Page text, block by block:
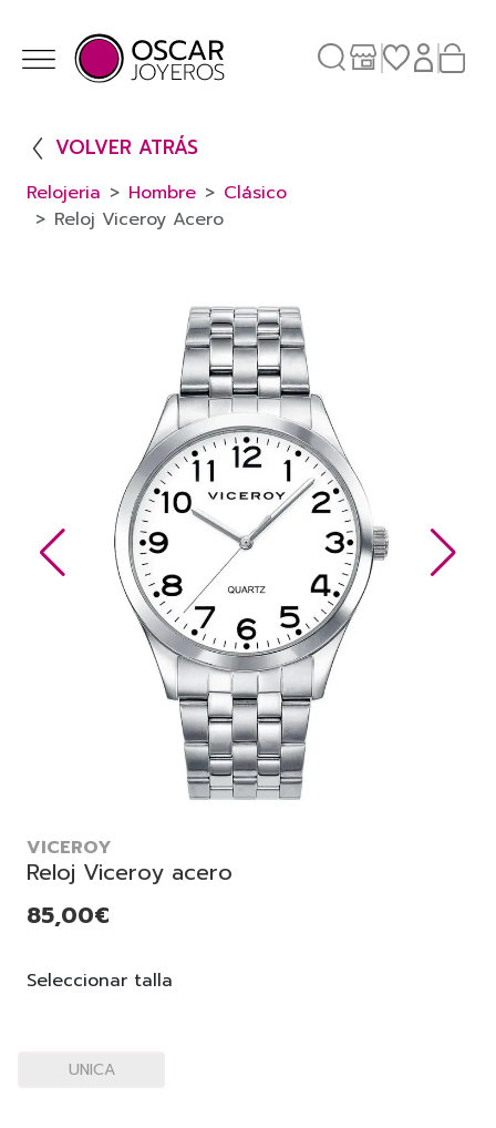
VOLVER ATRÁS
Relojeria Hombre
Clásico
Reloj Viceroy Acero
VICEROY
Reloj Viceroy acero
85,00€
Seleccionar talla
UNICA